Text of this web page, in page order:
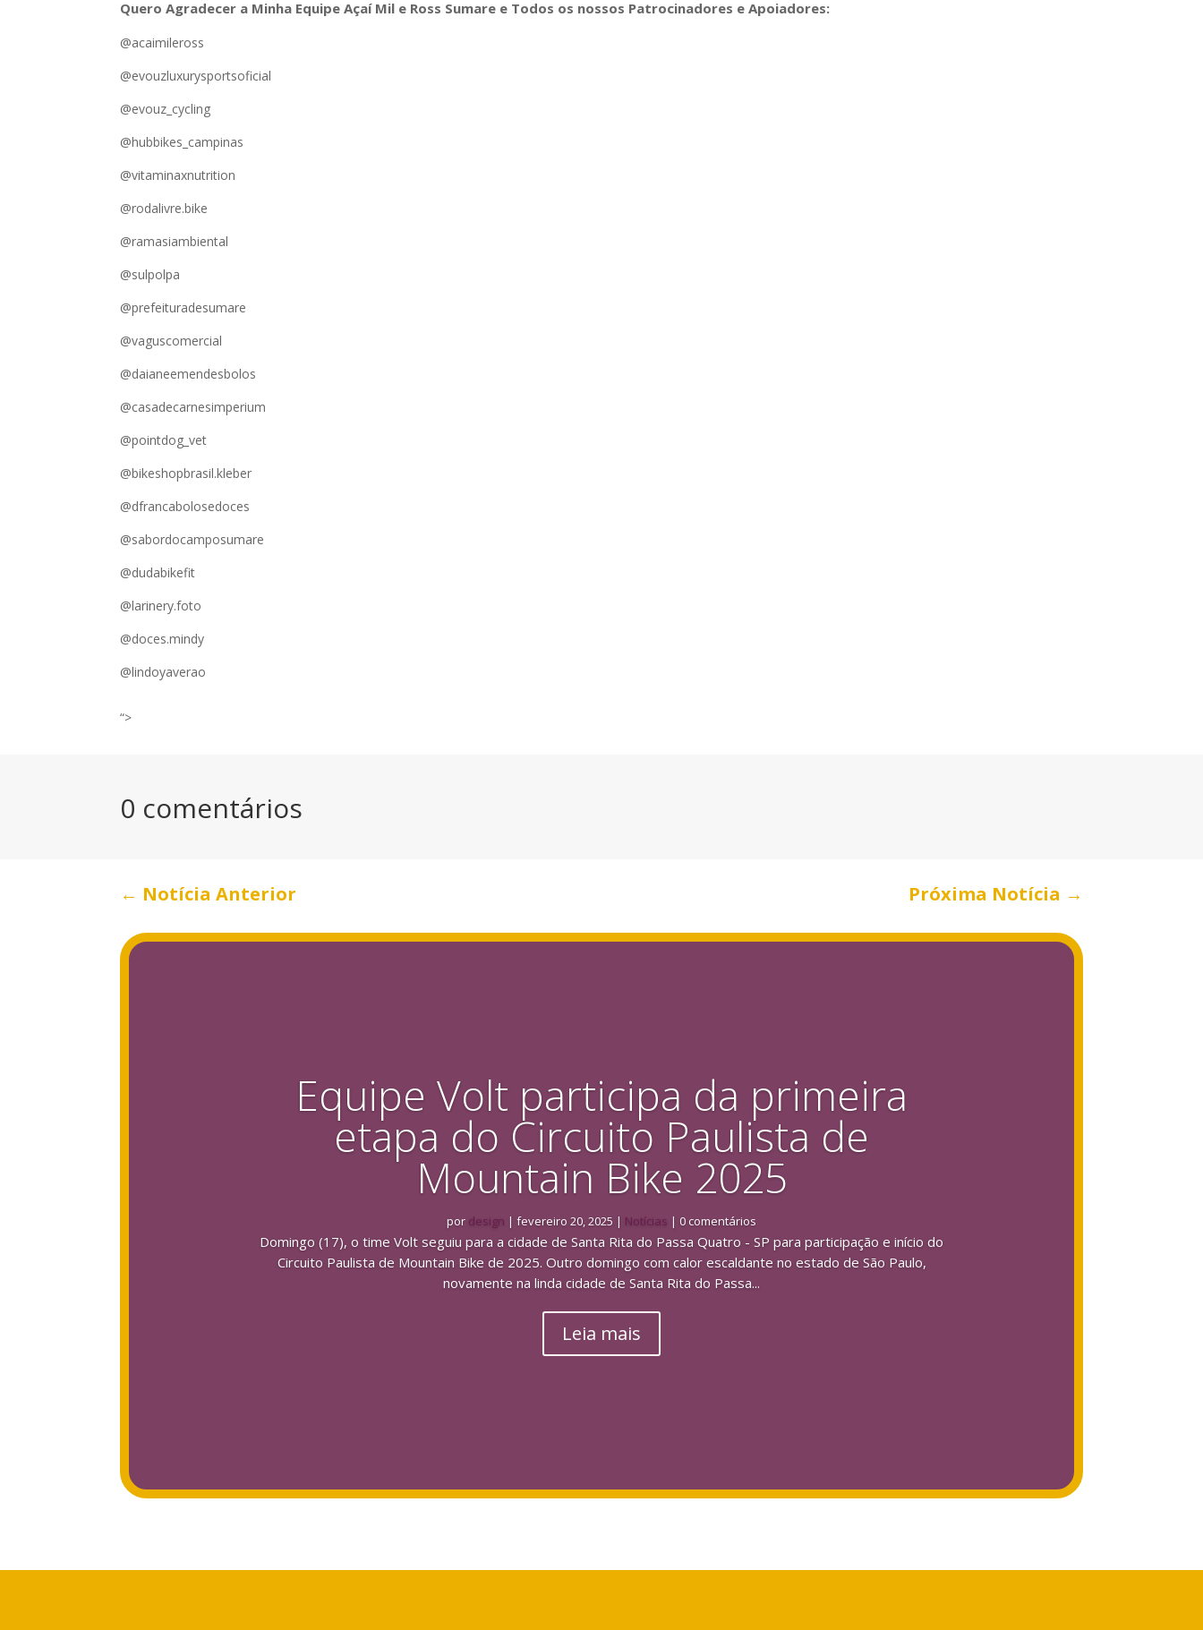
Quero Agradecer a Minha Equipe Açaí Mil e Ross Sumare e Todos os nossos Patrocinadores e Apoiadores:
@acaimileross
@evouzluxurysportsoficial
@evouz_cycling
@hubbikes_campinas
@vitaminaxnutrition
@rodalivre.bike
@ramasiambiental
@sulpolpa
@prefeituradesumare
@vaguscomercial
@daianeemendesbolos
@casadecarnesimperium
@pointdog_vet
@bikeshopbrasil.kleber
@dfrancabolosedoces
@sabordocamposumare
@dudabikefit
@larinery.foto
@doces.mindy
@lindoyaverao
“>
0 comentários
← Notícia Anterior Próxima Notícia →
Equipe Volt participa da primeira
etapa do Circuito Paulista de
Mountain Bike 2025
por design | fevereiro 20, 2025 | Notícias | 0 comentários
Domingo (17), o time Volt seguiu para a cidade de Santa Rita do Passa Quatro - SP para participação e início do
Circuito Paulista de Mountain Bike de 2025. Outro domingo com calor escaldante no estado de São Paulo,
novamente na linda cidade de Santa Rita do Passa...
Leia mais